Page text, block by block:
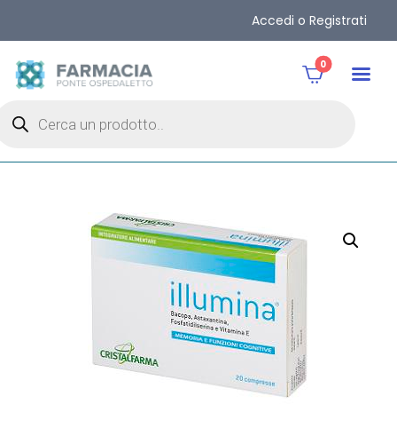
Accedi o Registrati
0